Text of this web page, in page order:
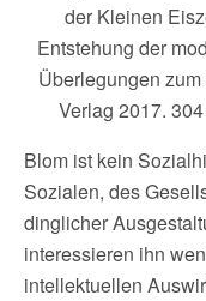
der Kleinen
Entstehung der
Überlegungen
Verlag 2017.
Blom ist kein
Sozialen, des
dinglicher
interessieren ihn
intellektuellen